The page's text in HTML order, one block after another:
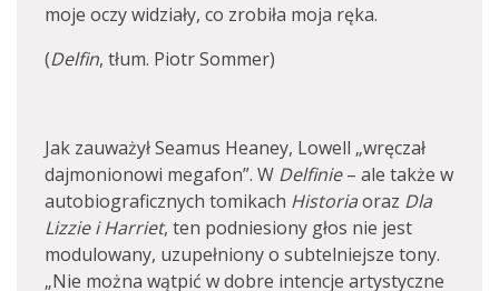
moje oczy widziały, co zrobiła moja ręka.
(Delfin, tłum. Piotr Sommer)
Jak zauważył Seamus Heaney, Lowell „wręczał
dajmonionowi megafon”. W Delfinie– ale także w
autobiograficznych tomikach Historiaoraz Dla
Lizzie i Harriet, ten podniesiony głos nie jest
modulowany, uzupełniony o subtelniejsze tony.
„Nie można wątpić w dobre intencje artystyczne